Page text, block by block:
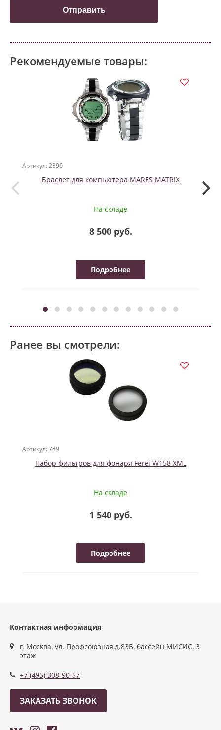
Рекомендуемые товары:
Артикул: 2396
Браслет для компьютера MARES MATRIX
На складе
8 500 руб.
Подробнее
Ранее вы смотрели:
Артикул: 749
Набор фильтров для фонаря Ferei W158 XML
На складе
1 540 руб.
Подробнее
Контактная информация
г. Москва, ул. Профсоюзная,д.83Б, бассейн МИСИС, 3
этаж
+7 (495) 308-90-57
ЗАКАЗАТЬ ЗВОНОК